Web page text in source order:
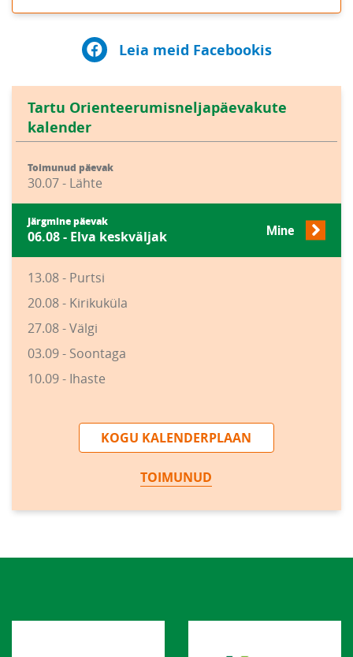
Leia meid Facebookis
Tartu Orienteerumisneljapäevakute
kalender
Toimunud päevak
30.07 - Lähte
Järgmine päevak
06.08 - Elva keskväljak Mine
13.08 - Purtsi
20.08 - Kirikuküla
27.08 - Välgi
03.09 - Soontaga
10.09 - Ihaste
KOGU KALENDERPLAAN
TOIMUNUD